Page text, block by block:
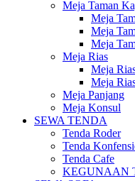
Meja Taman
Meja
Meja
Meja
Meja Rias
Meja
Meja
Meja Panjang
Meja Konsul
SEWA TENDA
Tenda Roder
Tenda
Tenda Cafe
KEGUNAAN